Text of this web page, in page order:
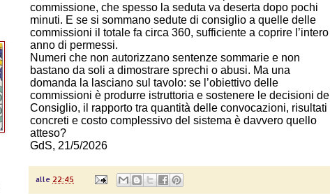
commissione, che spesso la seduta va deserta dopo pochi
minuti. E se si sommano sedute di consiglio a quelle delle
commissioni il totale fa circa 360, sufficiente a coprire l’intero
anno di permessi.
Numeri che non autorizzano sentenze sommarie e non
bastano da soli a dimostrare sprechi o abusi. Ma una
domanda la lasciano sul tavolo: se l’obiettivo delle
commissioni è produrre istruttoria e sostenere le decisioni del
Consiglio, il rapporto tra quantità delle convocazioni, risultati
concreti e costo complessivo del sistema è davvero quello
atteso?
GdS, 21/5/2026
alle 22:45